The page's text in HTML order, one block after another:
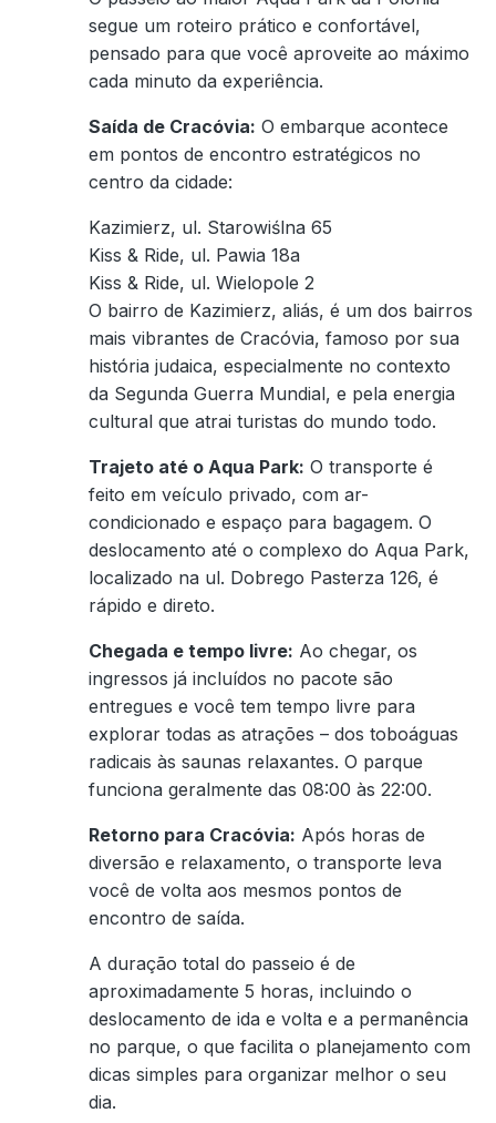
segue um roteiro prático e confortável,
pensado para que você aproveite ao máximo
cada minuto da experiência.
Saída de Cracóvia: O embarque acontece
em pontos de encontro estratégicos no
centro da cidade:
Kazimierz, ul. Starowiślna 65
Kiss & Ride, ul. Pawia 18a
Kiss & Ride, ul. Wielopole 2
O bairro de Kazimierz, aliás, é um dos bairros
mais vibrantes de Cracóvia, famoso por sua
história judaica, especialmente no contexto
da Segunda Guerra Mundial, e pela energia
cultural que atrai turistas do mundo todo.
Trajeto até o Aqua Park: O transporte é
feito em veículo privado, com ar-
condicionado e espaço para bagagem. O
deslocamento até o complexo do Aqua Park,
localizado na ul. Dobrego Pasterza 126, é
rápido e direto.
Chegada e tempo livre: Ao chegar, os
ingressos já incluídos no pacote são
entregues e você tem tempo livre para
explorar todas as atrações – dos toboáguas
radicais às saunas relaxantes. O parque
funciona geralmente das 08:00 às 22:00.
Retorno para Cracóvia: Após horas de
diversão e relaxamento, o transporte leva
você de volta aos mesmos pontos de
encontro de saída.
A duração total do passeio é de
aproximadamente 5 horas, incluindo o
deslocamento de ida e volta e a permanência
no parque, o que facilita o planejamento com
dicas simples para organizar melhor o seu
dia.